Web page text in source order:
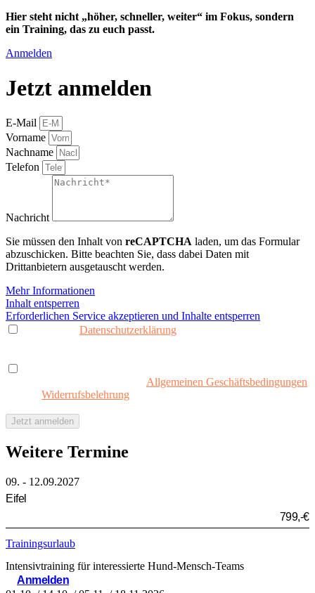
Hier steht nicht „höher, schneller, weiter“ im Fokus, sondern
ein Training, das zu euch passt.
Anmelden
Jetzt anmelden
E-Mail
Vorname
Nachname
Telefon
Nachricht
Sie müssen den Inhalt von reCAPTCHA laden, um das Formular
abzuschicken. Bitte beachten Sie, dass dabei Daten mit
Drittanbietern ausgetauscht werden.
Mehr Informationen
Inhalt entsperren
Erforderlichen Service akzeptieren und Inhalte entsperren
Datenschutzerklärung
Allgemeinen Geschäftsbedingungen
Widerrufsbelehrung
Jetzt anmelden
Weitere Termine
09. - 12.09.2027
Eifel
799,-€
Trainingsurlaub
Intensivtraining für interessierte Hund-Mensch-Teams
Anmelden